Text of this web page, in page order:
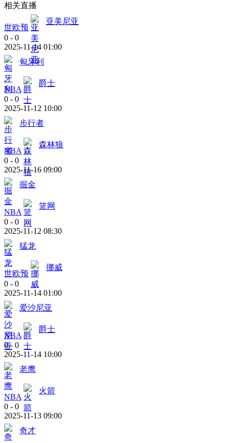
相关直播
世欧预
亚美尼亚
0 - 0
2025-11-14 01:00
匈牙利
NBA
爵士
0 - 0
2025-11-12 10:00
步行者
NBA
森林狼
0 - 0
2025-11-16 09:00
掘金
NBA
篮网
0 - 0
2025-11-12 08:30
猛龙
世欧预
挪威
0 - 0
2025-11-14 01:00
爱沙尼亚
NBA
爵士
0 - 0
2025-11-14 10:00
老鹰
NBA
火箭
0 - 0
2025-11-13 09:00
奇才